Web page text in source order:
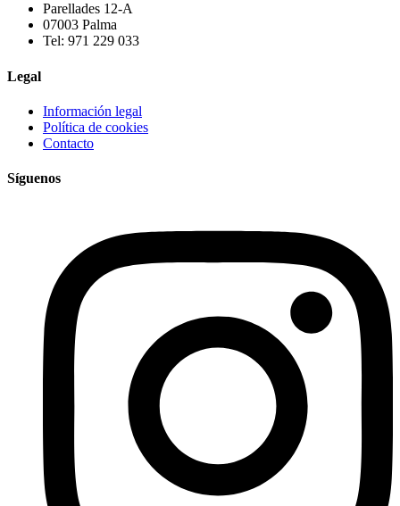
Parellades 12-A
07003 Palma
Tel: 971 229 033
Legal
Información legal
Política de cookies
Contacto
Síguenos